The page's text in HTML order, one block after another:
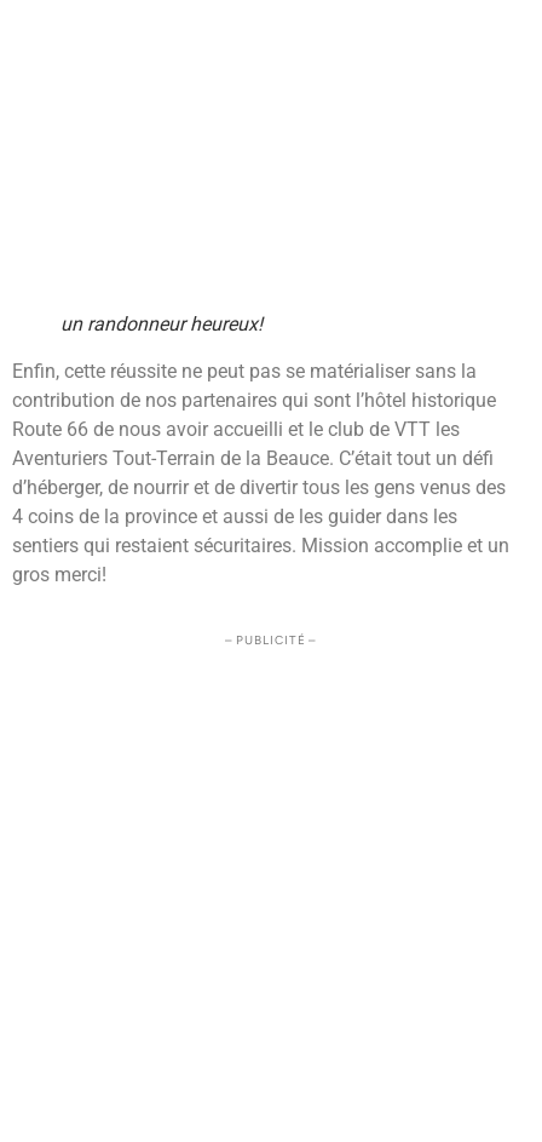
un randonneur heureux!
Enfin, cette réussite ne peut pas se matérialiser sans la
contribution de nos partenaires qui sont l’hôtel historique
Route 66 de nous avoir accueilli et le club de VTT les
Aventuriers Tout-Terrain de la Beauce. C’était tout un défi
d’héberger, de nourrir et de divertir tous les gens venus des
4 coins de la province et aussi de les guider dans les
sentiers qui restaient sécuritaires. Mission accomplie et un
gros merci!
– PUBLICITÉ –